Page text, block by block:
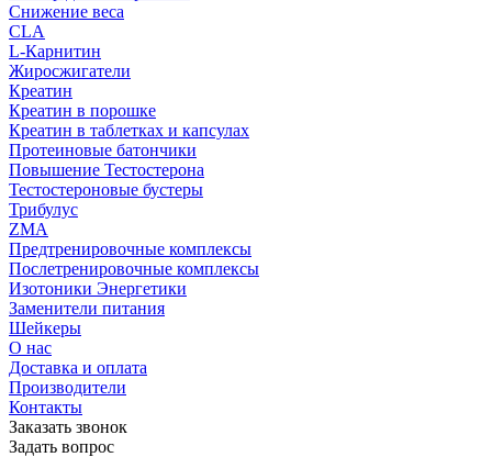
Снижение веса
CLA
L-Карнитин
Жиросжигатели
Креатин
Креатин в порошке
Креатин в таблетках и капсулах
Протеиновые батончики
Повышение Тестостерона
Тестостероновые бустеры
Трибулус
ZMA
Предтренировочные комплексы
Послетренировочные комплексы
Изотоники Энергетики
Заменители питания
Шейкеры
О нас
Доставка и оплата
Производители
Контакты
Заказать звонок
Задать вопрос